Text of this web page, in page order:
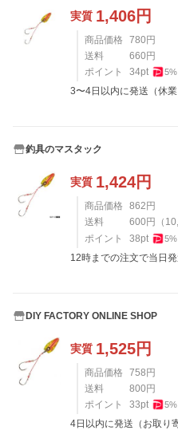
実質 1,406円
商品価格 780円
送料
660円
ポイント
34pt 5%
3〜4日以内に発送（休業
釣具のマスタック
実質 1,424円
商品価格 862円
送料
600円 （
ポイント
38pt 5%
12時までの注文で当日発
DIY FACTORY ONLINE SHOP
実質 1,525円
商品価格 758円
送料
800円
ポイント
33pt 5%
4日以内に発送（お取り